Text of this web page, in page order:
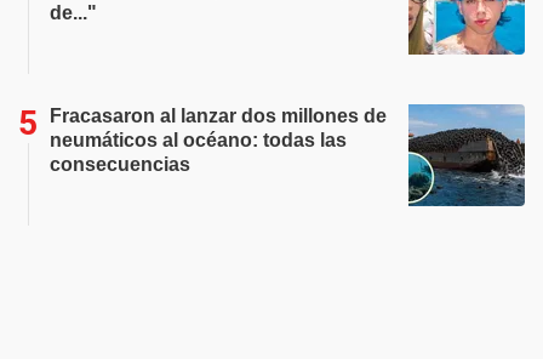
de..."
Fracasaron al lanzar dos millones de
neumáticos al océano: todas las
consecuencias